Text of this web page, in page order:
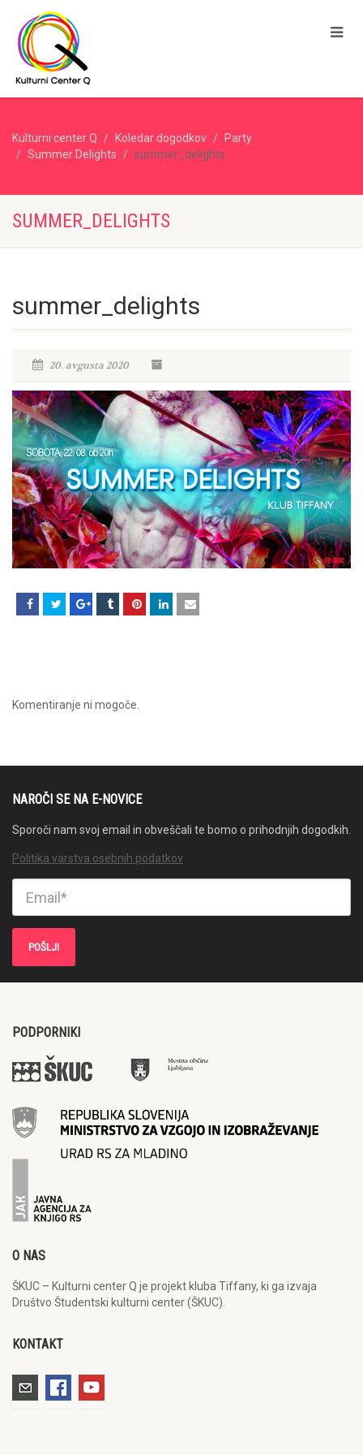
Kulturni center Q Koledar dogodkov
Party
Summer Delights
summer_delights
SUMMER_DELIGHTS
summer_delights
20. avgusta 2020
Komentiranje ni mogoče.
NAROČI SE NA E-NOVICE
Sporoči nam svoj email in obveščali te bomo o prihodnjih dogodkih.
Politika varstva osebnih podatkov
PODPORNIKI
O NAS
ŠKUC – Kulturni center Q je projekt kluba Tiffany, ki ga izvaja
Društvo Študentski kulturni center (ŠKUC).
KONTAKT